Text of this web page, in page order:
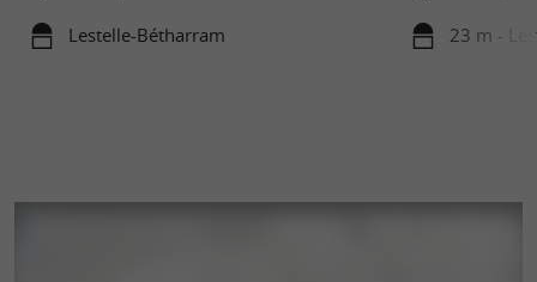
Lestelle-Bétharram 23 m -